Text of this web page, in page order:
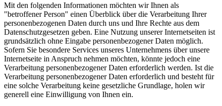
Mit den folgenden Informationen möchten wir Ihnen als
"betroffener Person" einen Überblick über die Verarbeitung Ihrer
personenbezogenen Daten durch uns und Ihre Rechte aus dem
Datenschutzgesetzen geben. Eine Nutzung unserer Internetseiten ist
grundsätzlich ohne Eingabe personenbezogener Daten möglich.
Sofern Sie besondere Services unseres Unternehmens über unsere
Internetseite in Anspruch nehmen möchten, könnte jedoch eine
Verarbeitung personenbezogener Daten erforderlich werden. Ist die
Verarbeitung personenbezogener Daten erforderlich und besteht für
eine solche Verarbeitung keine gesetzliche Grundlage, holen wir
generell eine Einwilligung von Ihnen ein.